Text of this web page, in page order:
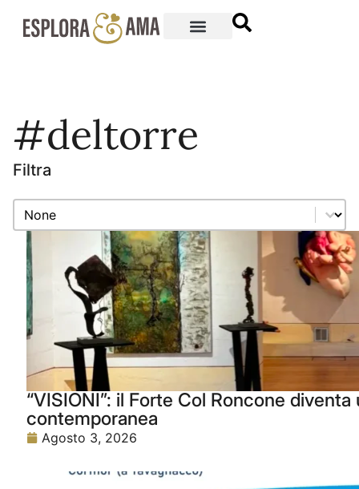
#deltorre
Filtra
Filtra
Filtra
“VISIONI”: il Forte Col Roncone
contemporanea
Agosto 3, 2026